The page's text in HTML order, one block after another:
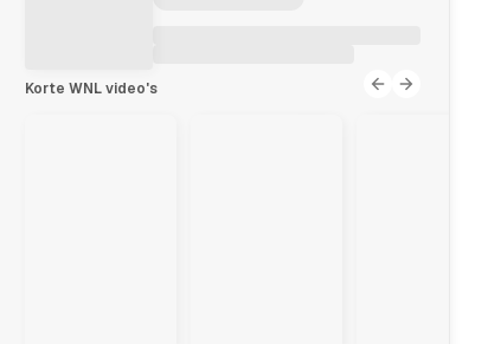
Korte WNL video's